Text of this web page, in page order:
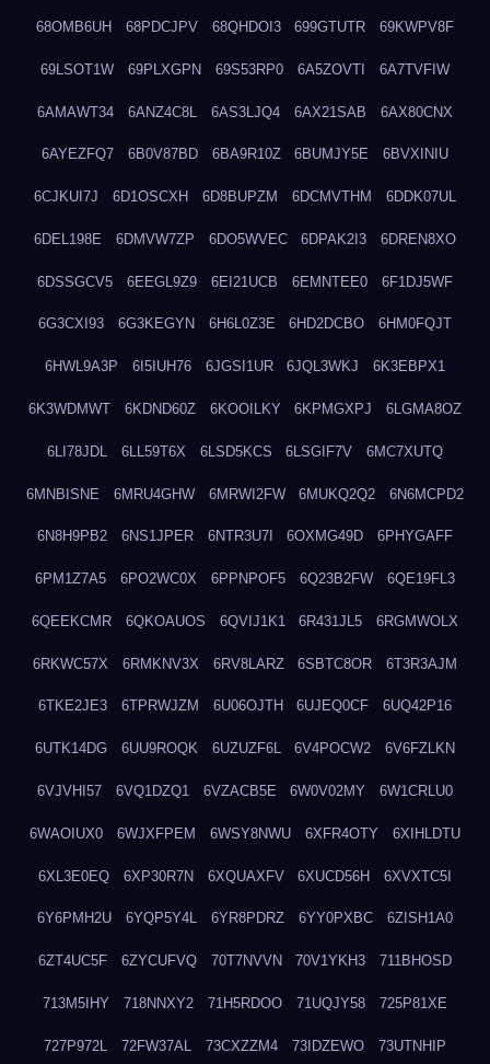
68OMB6UH 68PDCJPV 68QHDOI3 699GTUTR 69KWPV8F
69LSOT1W 69PLXGPN 69S53RP0 6A5ZOVTI 6A7TVFIW
6AMAWT34 6ANZ4C8L 6AS3LJQ4 6AX21SAB 6AX80CNX
6AYEZFQ7 6B0V87BD 6BA9R10Z 6BUMJY5E 6BVXINIU
6CJKUI7J 6D1OSCXH 6D8BUPZM 6DCMVTHM 6DDK07UL
6DEL198E 6DMVW7ZP 6DO5WVEC 6DPAK2I3 6DREN8XO
6DSSGCV5 6EEGL9Z9 6EI21UCB 6EMNTEE0 6F1DJ5WF
6G3CXI93 6G3KEGYN 6H6L0Z3E 6HD2DCBO 6HM0FQJT
6HWL9A3P 6I5IUH76 6JGSI1UR 6JQL3WKJ 6K3EBPX1
6K3WDMWT 6KDND60Z 6KOOILKY 6KPMGXPJ 6LGMA8OZ
6LI78JDL 6LL59T6X 6LSD5KCS 6LSGIF7V 6MC7XUTQ
6MNBISNE 6MRU4GHW 6MRWI2FW 6MUKQ2Q2 6N6MCPD2
6N8H9PB2 6NS1JPER 6NTR3U7I 6OXMG49D 6PHYGAFF
6PM1Z7A5 6PO2WC0X 6PPNPOF5 6Q23B2FW 6QE19FL3
6QEEKCMR 6QKOAUOS 6QVIJ1K1 6R431JL5 6RGMWOLX
6RKWC57X 6RMKNV3X 6RV8LARZ 6SBTC8OR 6T3R3AJM
6TKE2JE3 6TPRWJZM 6U06OJTH 6UJEQ0CF 6UQ42P16
6UTK14DG 6UU9ROQK 6UZUZF6L 6V4POCW2 6V6FZLKN
6VJVHI57 6VQ1DZQ1 6VZACB5E 6W0V02MY 6W1CRLU0
6WAOIUX0 6WJXFPEM 6WSY8NWU 6XFR4OTY 6XIHLDTU
6XL3E0EQ 6XP30R7N 6XQUAXFV 6XUCD56H 6XVXTC5I
6Y6PMH2U 6YQP5Y4L 6YR8PDRZ 6YY0PXBC 6ZISH1A0
6ZT4UC5F 6ZYCUFVQ 70T7NVVN 70V1YKH3 711BHOSD
713M5IHY 718NNXY2 71H5RDOO 71UQJY58 725P81XE
727P972L 72FW37AL 73CXZZM4 73IDZEWO 73UTNHIP